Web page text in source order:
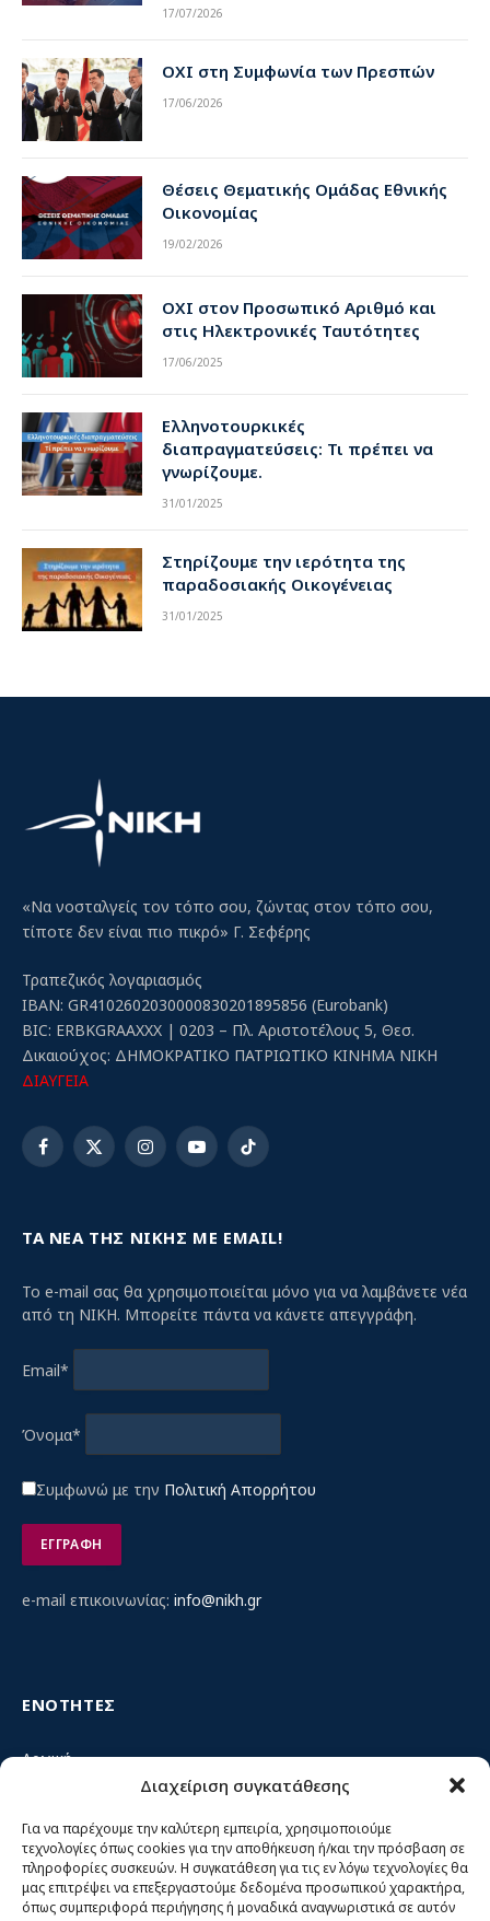
Διαχείριση συγκατάθεσης
Για να παρέχουμε την καλύτερη εμπειρία, χρησιμοποιούμε
τεχνολογίες όπως cookies για την αποθήκευση ή/και την πρόσβαση σε
πληροφορίες συσκευών. Η συγκατάθεση για τις εν λόγω τεχνολογίες θα
μας επιτρέψει να επεξεργαστούμε δεδομένα προσωπικού χαρακτήρα,
όπως συμπεριφορά περιήγησης ή μοναδικά αναγνωριστικά σε αυτόν
17/07/2026
ΟΧΙ στη Συμφωνία των Πρεσπών
17/06/2026
Θέσεις Θεματικής Ομάδας Εθνικής
Οικονομίας
19/02/2026
ΟΧΙ στον Προσωπικό Αριθμό και
στις Ηλεκτρονικές Ταυτότητες
17/06/2025
Ελληνοτουρκικές
διαπραγματεύσεις: Τι πρέπει να
γνωρίζουμε.
31/01/2025
Στηρίζουμε την ιερότητα της
παραδοσιακής Οικογένειας
31/01/2025
«Να νοσταλγείς τον τόπο σου, ζώντας στον τόπο σου,
τίποτε δεν είναι πιο πικρό» Γ. Σεφέρης
Τραπεζικός λογαριασμός
IBAN: GR4102602030000830201895856 (Eurobank)
BIC: ERBKGRAAXXX | 0203 – Πλ. Αριστοτέλους 5, Θεσ.
Δικαιούχος: ΔΗΜΟΚΡΑΤΙΚΟ ΠΑΤΡΙΩΤΙΚΟ ΚΙΝΗΜΑ ΝΙΚΗ
ΔΙΑΥΓΕΙΑ
Facebook
X
InstagramYouTubeTikTok
ΤΑ ΝΕΑ ΤΗΣ ΝΙΚΗΣ ΜΕ EMAIL!
Το e-mail σας θα χρησιμοποιείται μόνο για να λαμβάνετε νέα
από τη ΝΙΚΗ. Μπορείτε πάντα να κάνετε απεγγράφη.
Email*
Όνομα*
Συμφωνώ με την Πολιτική Απορρήτου
e-mail επικοινωνίας: info@nikh.gr
ΕΝΟΤΗΤΕΣ
Αρχική
Κίνημα ΝΙΚΗ – Ποιοι είμαστε, αρχές & δράση
Θέσεις
Πρόσωπα
Όργανα και ομάδες